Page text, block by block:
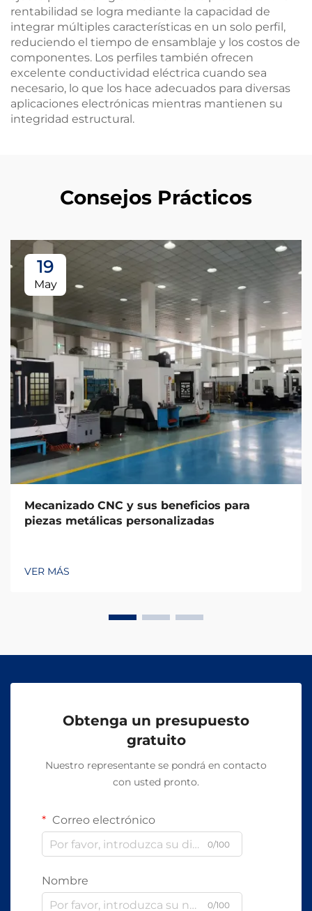
rentabilidad se logra mediante la capacidad de
integrar múltiples características en un solo perfil,
reduciendo el tiempo de ensamblaje y los costos de
componentes. Los perfiles también ofrecen
excelente conductividad eléctrica cuando sea
necesario, lo que los hace adecuados para diversas
aplicaciones electrónicas mientras mantienen su
integridad estructural.
Consejos Prácticos
19
May
Mecanizado CNC y sus beneficios para
piezas metálicas personalizadas
VER MÁS
Obtenga un presupuesto
gratuito
Nuestro representante se pondrá en contacto
con usted pronto.
Correo electrónico
0/100
Nombre
0/100